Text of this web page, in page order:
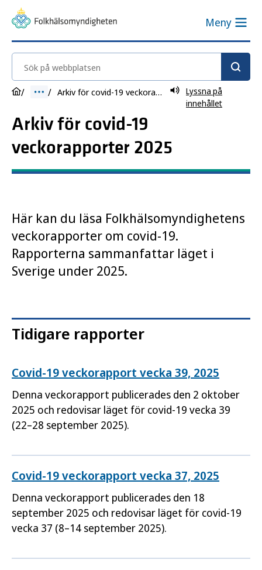
Meny
Sök på webbplatsen
Arkiv för covid-19 veckorapporter 2025
Lyssna på
innehållet
Arkiv för covid-19
veckorapporter 2025
Här kan du läsa Folkhälsomyndighetens
veckorapporter om covid-19.
Rapporterna sammanfattar läget i
Sverige under 2025.
Tidigare rapporter
Covid-19 veckorapport vecka 39, 2025
Denna veckorapport publicerades den 2 oktober
2025 och redovisar läget för covid-19 vecka 39
(22–28 september 2025).
Covid-19 veckorapport vecka 37, 2025
Denna veckorapport publicerades den 18
september 2025 och redovisar läget för covid-19
vecka 37 (8–14 september 2025).